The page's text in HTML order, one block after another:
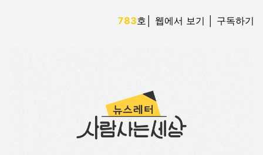
783호 웹에서 보기 │ 구독하기